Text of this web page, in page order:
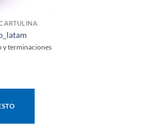
y terminaciones